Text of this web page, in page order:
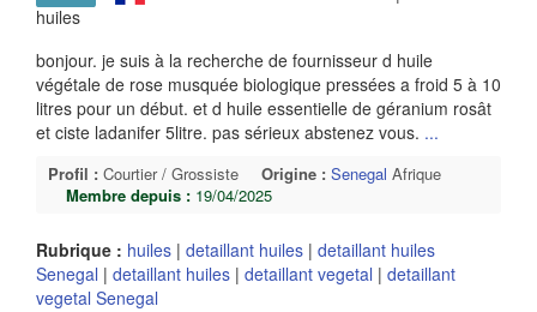
huiles
bonjour. je suis à la recherche de fournisseur d huile
végétale de rose musquée biologique pressées a froid 5 à 10
litres pour un début. et d huile essentielle de géranium rosât
et ciste ladanifer 5litre. pas sérieux abstenez vous. ...
Profil : Courtier / Grossiste Origine : Senegal Afrique
Membre depuis : 19/04/2025
Rubrique : huiles | detaillant huiles | detaillant huiles
Senegal | detaillant huiles | detaillant vegetal | detaillant
vegetal Senegal